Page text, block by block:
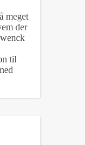
meget
der
til